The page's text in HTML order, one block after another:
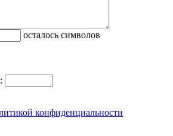
осталось символов
конфиденциальности